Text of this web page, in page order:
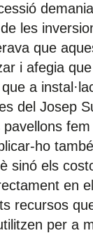
les
que
i afegia
a
del Josep
ho
sinó els
en
recursos
per a